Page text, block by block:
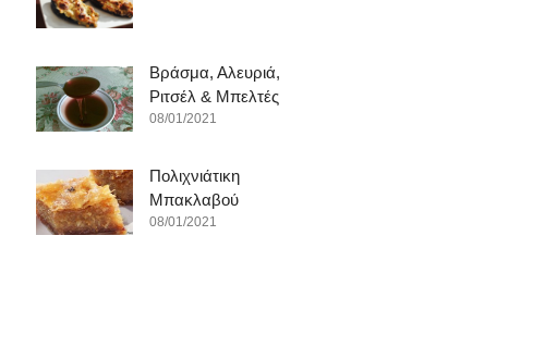
Βράσμα, Αλευριά,
Ριτσέλ & Μπελτές
08/01/2021
Πολιχνιάτικη
Μπακλαβού
08/01/2021